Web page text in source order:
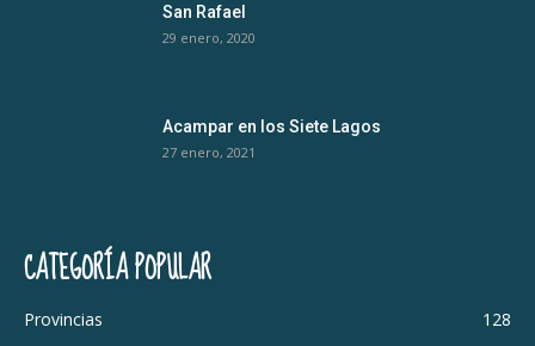
San Rafael
29 enero, 2020
Acampar en los Siete Lagos
27 enero, 2021
CATEGORÍA POPULAR
Provincias
128